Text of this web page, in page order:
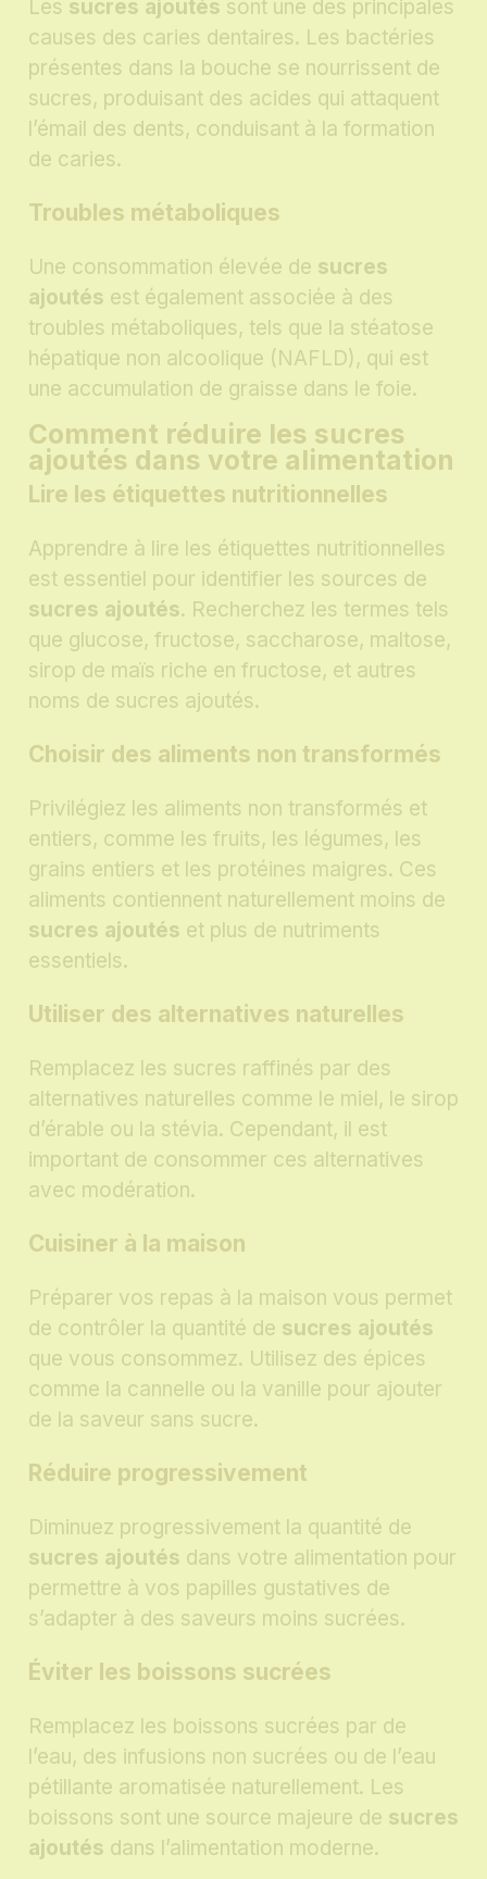
Les sucres ajoutés sont une des principales
causes des caries dentaires. Les bactéries
présentes dans la bouche se nourrissent de
sucres, produisant des acides qui attaquent
l’émail des dents, conduisant à la formation
de caries.
Troubles métaboliques
Une consommation élevée de sucres
ajoutés est également associée à des
troubles métaboliques, tels que la stéatose
hépatique non alcoolique (NAFLD), qui est
une accumulation de graisse dans le foie.
Comment réduire les sucres
ajoutés dans votre alimentation
Lire les étiquettes nutritionnelles
Apprendre à lire les étiquettes nutritionnelles
est essentiel pour identifier les sources de
sucres ajoutés. Recherchez les termes tels
que glucose, fructose, saccharose, maltose,
sirop de maïs riche en fructose, et autres
noms de sucres ajoutés.
Choisir des aliments non transformés
Privilégiez les aliments non transformés et
entiers, comme les fruits, les légumes, les
grains entiers et les protéines maigres. Ces
aliments contiennent naturellement moins de
sucres ajoutés et plus de nutriments
essentiels.
Utiliser des alternatives naturelles
Remplacez les sucres raffinés par des
alternatives naturelles comme le miel, le sirop
d’érable ou la stévia. Cependant, il est
important de consommer ces alternatives
avec modération.
Cuisiner à la maison
Préparer vos repas à la maison vous permet
de contrôler la quantité de sucres ajoutés
que vous consommez. Utilisez des épices
comme la cannelle ou la vanille pour ajouter
de la saveur sans sucre.
Réduire progressivement
Diminuez progressivement la quantité de
sucres ajoutés dans votre alimentation pour
permettre à vos papilles gustatives de
s’adapter à des saveurs moins sucrées.
Éviter les boissons sucrées
Remplacez les boissons sucrées par de
l’eau, des infusions non sucrées ou de l’eau
pétillante aromatisée naturellement. Les
boissons sont une source majeure de sucres
ajoutés dans l’alimentation moderne.